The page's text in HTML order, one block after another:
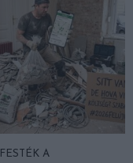
A